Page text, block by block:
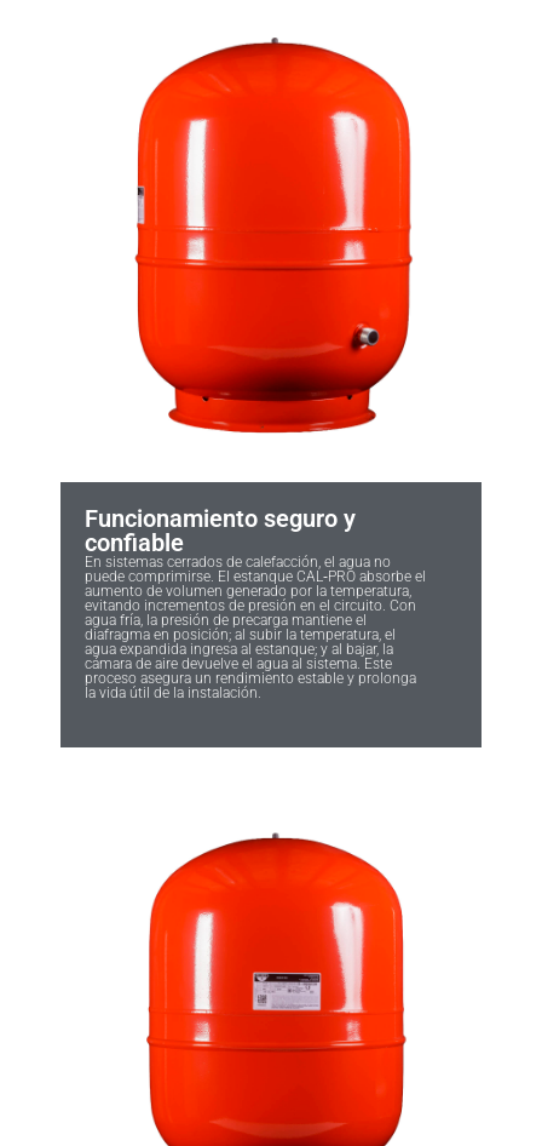
Funcionamiento seguro y
confiable
En sistemas cerrados de calefacción, el agua no
puede comprimirse. El estanque CAL‑PRO absorbe el
aumento de volumen generado por la temperatura,
evitando incrementos de presión en el circuito. Con
agua fría, la presión de precarga mantiene el
diafragma en posición; al subir la temperatura, el
agua expandida ingresa al estanque; y al bajar, la
cámara de aire devuelve el agua al sistema. Este
proceso asegura un rendimiento estable y prolonga
la vida útil de la instalación.